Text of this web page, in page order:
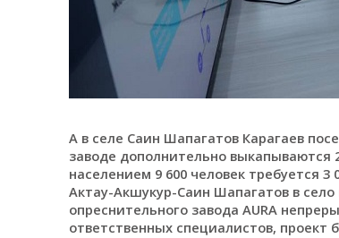
А в селе Саин Шапагатов Карагаев
заводе дополнительно выкапываются
населением 9 600 человек требуется
Актау-Акшукур-Саин Шапагатов в
опреснительного завода AURA
ответственных специалистов, проект